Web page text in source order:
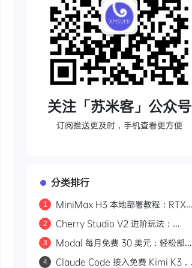
关注「苏米客」公众号
订阅推送更及时，手机查看更方便
分类排行
1
MiniMax H3 本地部署教程：RTX
2
Cherry Studio V2 进阶玩法：
生态
3
Modal 每月免费 30 美元：轻松部署
4
Claude Code 接入免费 Kimi K3，